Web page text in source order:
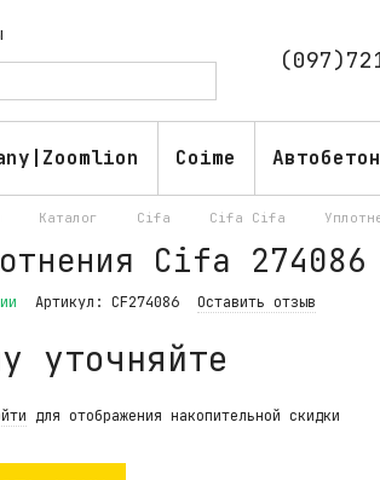
Coime
Каталог Cifa Cifa Cifa
Cifa 274086
Артикул: CF274086 Оставить отзыв
уточняйте
для отображения накопительной скидки